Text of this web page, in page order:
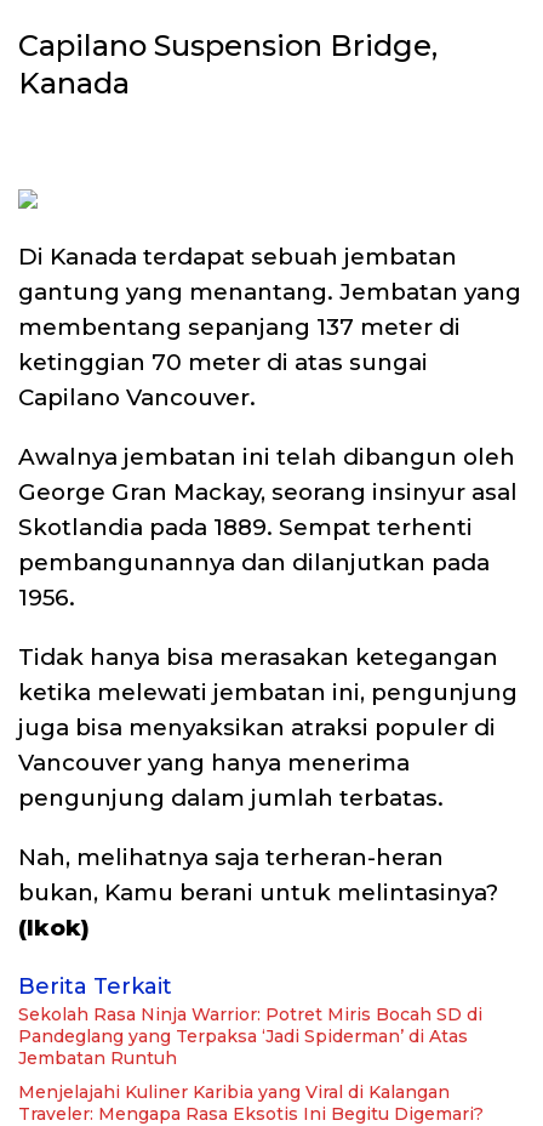
Capilano Suspension Bridge,
Kanada
Di Kanada terdapat sebuah jembatan
gantung yang menantang. Jembatan yang
membentang sepanjang 137 meter di
ketinggian 70 meter di atas sungai
Capilano Vancouver.
Awalnya jembatan ini telah dibangun oleh
George Gran Mackay, seorang insinyur asal
Skotlandia pada 1889. Sempat terhenti
pembangunannya dan dilanjutkan pada
1956.
Tidak hanya bisa merasakan ketegangan
ketika melewati jembatan ini, pengunjung
juga bisa menyaksikan atraksi populer di
Vancouver yang hanya menerima
pengunjung dalam jumlah terbatas.
Nah, melihatnya saja terheran-heran
bukan, Kamu berani untuk melintasinya?
(Ikok)
Berita Terkait
Sekolah Rasa Ninja Warrior: Potret Miris Bocah SD di
Pandeglang yang Terpaksa ‘Jadi Spiderman’ di Atas
Jembatan Runtuh
Menjelajahi Kuliner Karibia yang Viral di Kalangan
Traveler: Mengapa Rasa Eksotis Ini Begitu Digemari?